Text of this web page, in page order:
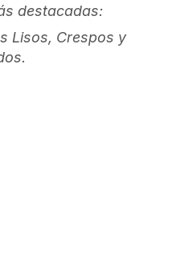
destacadas:
Lisos, Crespos y